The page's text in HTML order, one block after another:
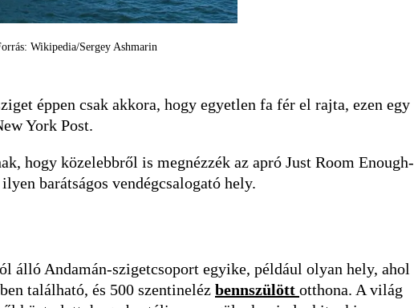
Wikipedia/Sergey Ashmarin
éppen csak akkora, hogy egyetlen fa fér el rajta, ezen egy
York Post.
hogy közelebbről is megnézzék az apró Just Room Enough-
barátságos vendégcsalogató hely.
álló Andamán-szigetcsoport egyike, például olyan hely, ahol
található, és 500 szentineléz bennszülött otthona. A világ